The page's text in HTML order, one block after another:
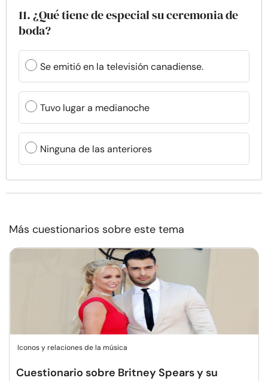
11. ¿Qué tiene de especial su ceremonia de
boda?
Se emitió en la televisión canadiense.
Tuvo lugar a medianoche
Ninguna de las anteriores
Más cuestionarios sobre este tema
Iconos y relaciones de la música
Cuestionario sobre Britney Spears y su